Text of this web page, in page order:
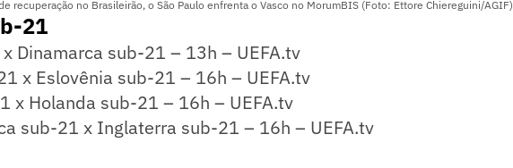
recuperação no Brasileirão, o São Paulo enfrenta o Vasco no MorumBIS (Foto: Ettore Chiereguini/AGIF)
21
Dinamarca sub-21 – 13h – UEFA.tv
x Eslovênia sub-21 – 16h – UEFA.tv
x Holanda sub-21 – 16h – UEFA.tv
sub-21 x Inglaterra sub-21 – 16h – UEFA.tv